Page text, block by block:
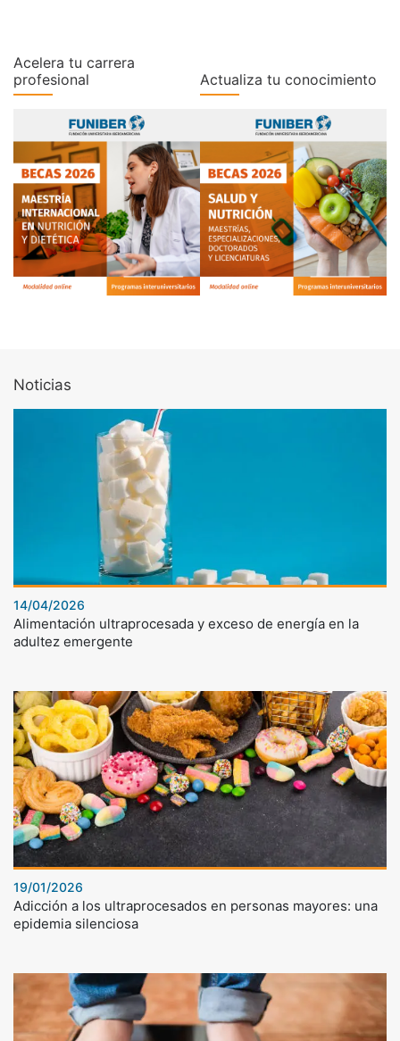
Acelera tu carrera
profesional
Actualiza tu conocimiento
Noticias
14/04/2026
Alimentación ultraprocesada y exceso de energía en la
adultez emergente
19/01/2026
Adicción a los ultraprocesados en personas mayores: una
epidemia silenciosa